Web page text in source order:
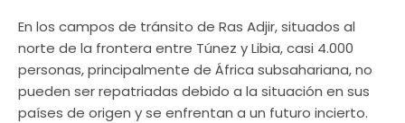
En los campos de tránsito de Ras Adjir, situados al
norte de la frontera entre Túnez y Libia, casi 4.000
personas, principalmente de África subsahariana, no
pueden ser repatriadas debido a la situación en sus
países de origen y se enfrentan a un futuro incierto.